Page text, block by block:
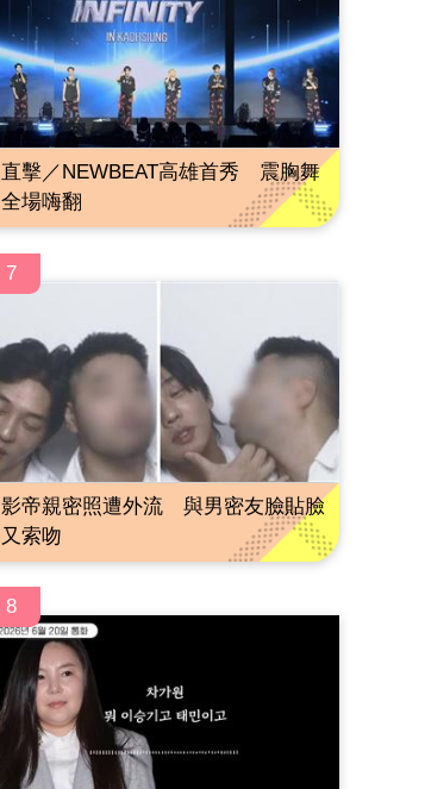
直擊／NEWBEAT高雄首秀 震胸舞
全場嗨翻
7
影帝親密照遭外流 與男密友臉貼臉
又索吻
8